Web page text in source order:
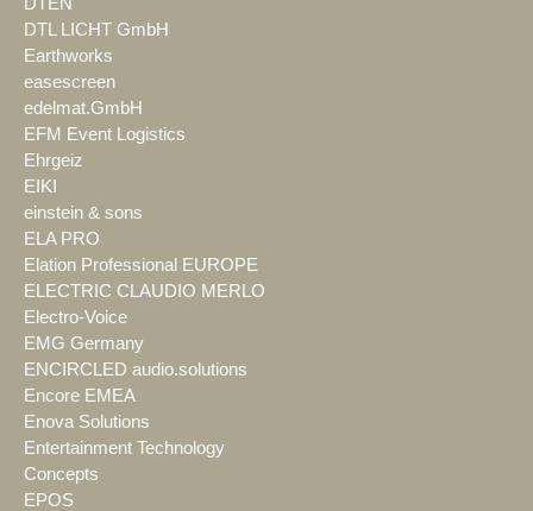
DTL LICHT GmbH
Earthworks
easescreen
edelmat.GmbH
EFM Event Logistics
Ehrgeiz
EIKI
einstein & sons
ELA PRO
Elation Professional EUROPE
ELECTRIC CLAUDIO MERLO
Electro-Voice
EMG Germany
ENCIRCLED audio.solutions
Encore EMEA
Enova Solutions
Entertainment Technology
Concepts
EPOS